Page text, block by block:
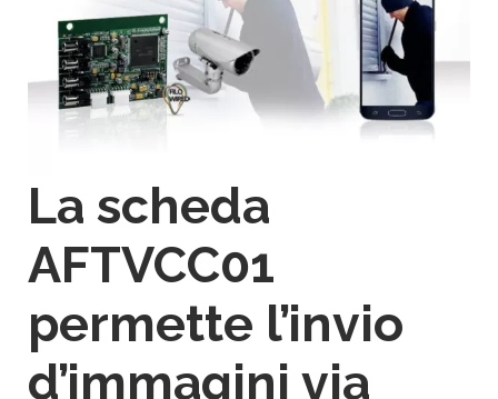
La scheda
AFTVCC01
permette l’invio
d’immagini via